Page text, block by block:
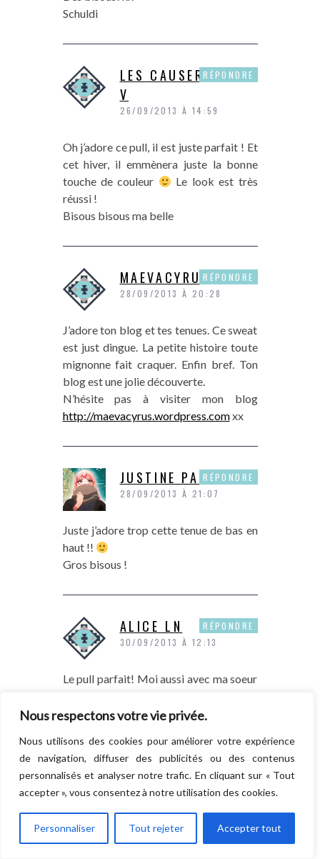
Nous respectons votre vie privée.
Nous utilisons des cookies pour améliorer votre expérience
de navigation, diffuser des publicités ou des contenus
personnalisés et analyser notre trafic. En cliquant sur « Tout
accepter », vous consentez à notre utilisation des cookies.
Personnaliser Tout rejeter Accepter tout
Schuldi
LES CAUSERIES DE
V
26/09/2013 À 14:59
Oh j’adore ce pull, il est juste parfait ! Et
cet hiver, il emmènera juste la bonne
touche de couleur
Le look est très
réussi !
Bisous bisous ma belle
RÉPONDRE
MAEVACYRUS.
28/09/2013 À 20:28
J’adore ton blog et tes tenues. Ce sweat
est just dingue. La petite histoire toute
mignonne fait craquer. Enfin bref. Ton
blog est une jolie découverte.
N’hésite pas à visiter mon blog
http://maevacyrus.wordpress.comxx
RÉPONDRE
JUSTINE PAPER
28/09/2013 À 21:07
Juste j’adore trop cette tenue de bas en
haut !!
Gros bisous !
RÉPONDRE
ALICE LN
30/09/2013 À 12:13
Le pull parfait! Moi aussi avec ma soeur
tellement de ce logo Juste de le revoir
les souvenirs et les sensations que cela
procure..
Bises alice Ln
RÉPONDRE
MADEMOISELLERÉPONDRE